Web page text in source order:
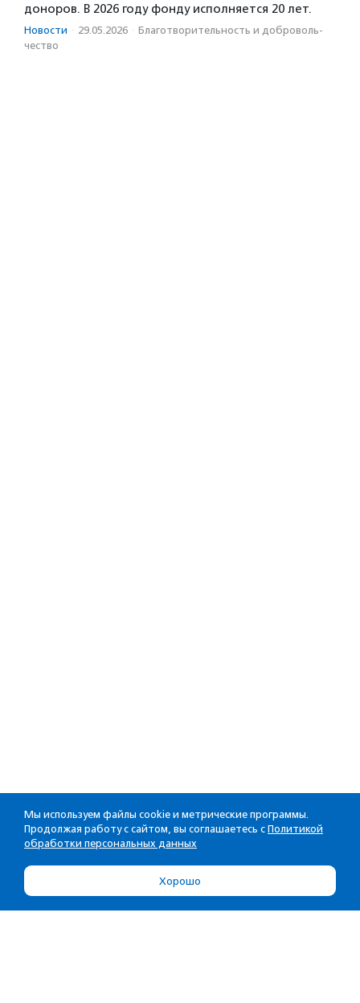
доноров. В 2026 году фонду исполняется 20 лет.
Новости · 29.05.2026 · Благотвори­тель­ность и доброволь­
чест­во
Мы используем файлы cookie и метрические программы.
Продолжая работу с сайтом, вы соглашаетесь с Политикой
обработки персональных данных
Хорошо